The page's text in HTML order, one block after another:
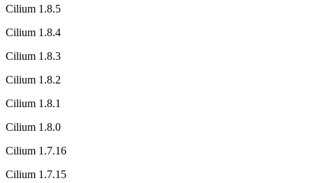
Cilium 1.8.5
Cilium 1.8.4
Cilium 1.8.3
Cilium 1.8.2
Cilium 1.8.1
Cilium 1.8.0
Cilium 1.7.16
Cilium 1.7.15